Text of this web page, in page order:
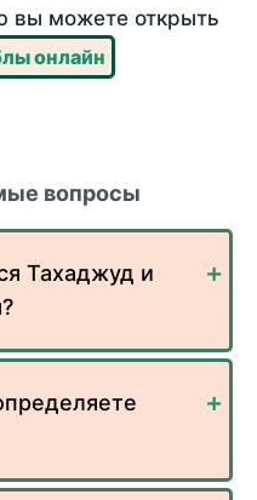
вы можете открыть
онлайн
вопросы
Тахаджуд и